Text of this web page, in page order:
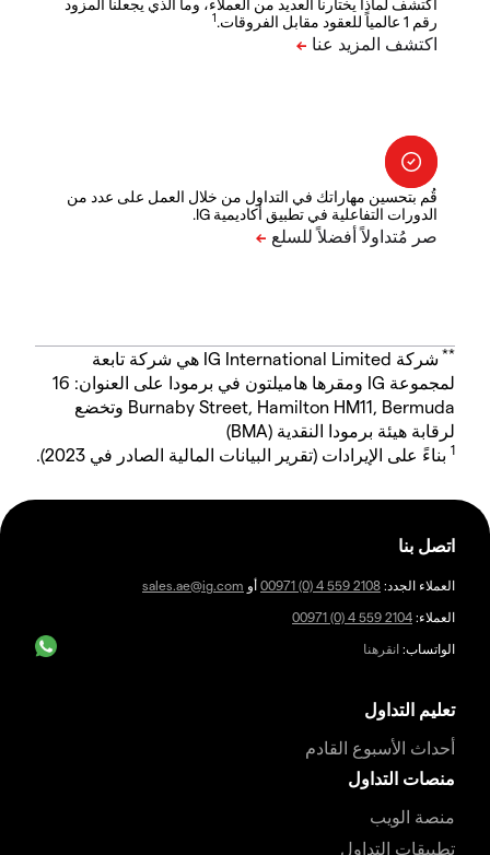
اكتشف لماذا يختارنا العديد من العملاء، وما الذي يجعلنا المزود
رقم 1 عالمياً للعقود مقابل الفروقات.
1
قُم بتحسين مهاراتك في التداول من خلال العمل على عدد من
الدورات التفاعلية في تطبيق أكاديمية IG.
**
شركة IG International Limited هي شركة تابعة
لمجموعة IG ومقرها هاميلتون في برمودا على العنوان: 16
Burnaby Street, Hamilton HM11, Bermuda وتخضع
لرقابة هيئة برمودا النقدية (BMA)
1 بناءً على الإيرادات (تقرير البيانات المالية الصادر في 2023).
اتصل بنا
العملاء الجدد: 00971 (0) 4 559 2108 أو sales.ae@ig.com
العملاء: 00971 (0) 4 559 2104
الواتساب: انقرهنا
تعليم التداول
أحداث الأسبوع القادم
منصات التداول
منصة الويب
تطبيقات التداول